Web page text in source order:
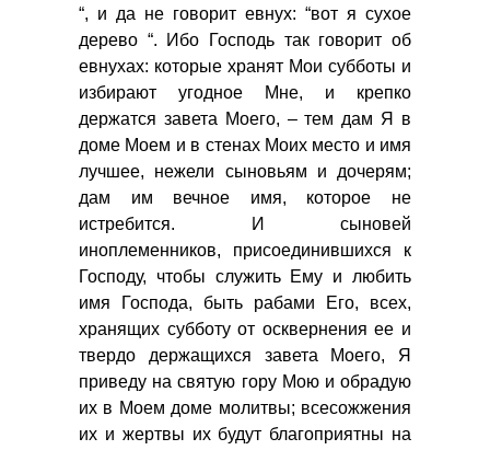
“, и да не говорит евнух: “вот я сухое
дерево “. Ибо Господь так говорит об
евнухах: которые хранят Мои субботы и
избирают угодное Мне, и крепко
держатся завета Моего, – тем дам Я в
доме Моем и в стенах Моих место и имя
лучшее, нежели сыновьям и дочерям;
дам им вечное имя, которое не
истребится. И сыновей
иноплеменников, присоединившихся к
Господу, чтобы служить Ему и любить
имя Господа, быть рабами Его, всех,
хранящих субботу от осквернения ее и
твердо держащихся завета Моего, Я
приведу на святую гору Мою и обрадую
их в Моем доме молитвы; всесожжения
их и жертвы их будут благоприятны на